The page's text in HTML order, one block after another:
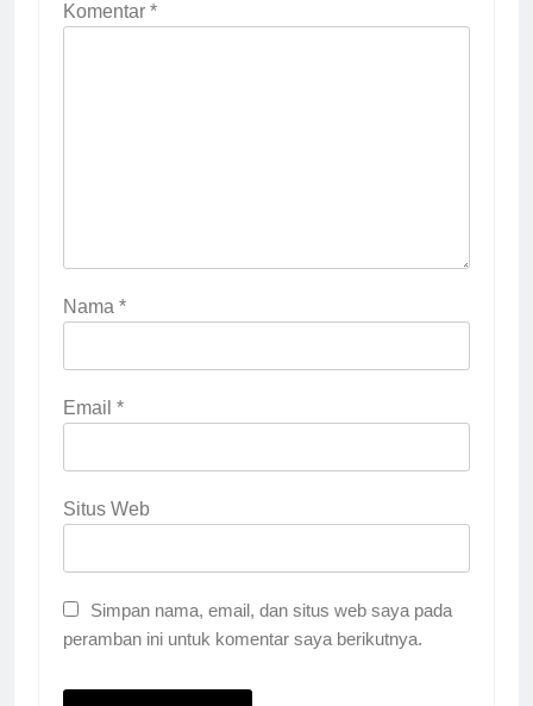
Komentar *
Nama *
Email *
Situs Web
Simpan nama, email, dan situs web saya pada
peramban ini untuk komentar saya berikutnya.